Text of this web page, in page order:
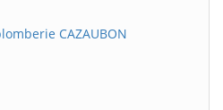
CAZAUBON